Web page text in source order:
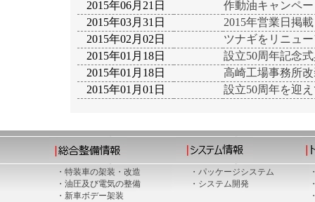
2015年06月21日
作動油キャンペ
2015年03月31日
2015年営業日掲
2015年02月02日
ツナギをリニュ
2015年01月18日
設立50周年記念
2015年01月18日
高崎工場事務所
2015年01月01日
設立50周年を迎
・特装車の架装・改造
・油圧及び電気の整備
・新車ボデー架装
・パッケージシステム
・システム開発